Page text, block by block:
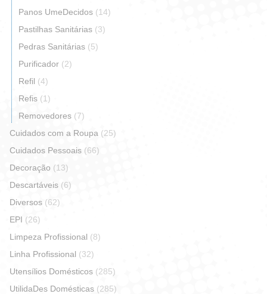
Panos UmeDecidos (14)
Pastilhas Sanitárias (3)
Pedras Sanitárias (5)
Purificador (2)
Refil (4)
Refis (1)
Removedores (7)
Cuidados com a Roupa (25)
Cuidados Pessoais (66)
Decoração (13)
Descartáveis (6)
Diversos (62)
EPI (26)
Limpeza Profissional (8)
Linha Profissional (32)
Utensílios Domésticos (285)
UtilidaDes Domésticas (285)